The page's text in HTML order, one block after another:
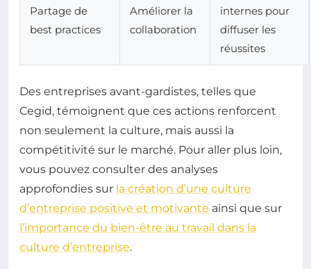
Partage de
best practices
Améliorer la
collaboration
internes pour
diffuser les
réussites
Des entreprises avant-gardistes, telles que
Cegid, témoignent que ces actions renforcent
non seulement la culture, mais aussi la
compétitivité sur le marché. Pour aller plus loin,
vous pouvez consulter des analyses
approfondies sur la création d’une culture
d’entreprise positive et motivante ainsi que sur
l’importance du bien-être au travail dans la
culture d’entreprise.